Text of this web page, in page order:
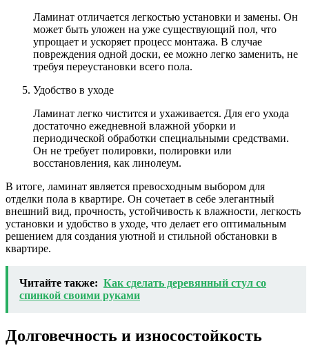
Ламинат отличается легкостью установки и замены. Он
может быть уложен на уже существующий пол, что
упрощает и ускоряет процесс монтажа. В случае
повреждения одной доски, ее можно легко заменить, не
требуя переустановки всего пола.
Удобство в уходе
Ламинат легко чистится и ухаживается. Для его ухода
достаточно ежедневной влажной уборки и
периодической обработки специальными средствами.
Он не требует полировки, полировки или
восстановления, как линолеум.
В итоге, ламинат является превосходным выбором для
отделки пола в квартире. Он сочетает в себе элегантный
внешний вид, прочность, устойчивость к влажности, легкость
установки и удобство в уходе, что делает его оптимальным
решением для создания уютной и стильной обстановки в
квартире.
Читайте также: Как сделать деревянный стул со
спинкой своими руками
Долговечность и износостойкость